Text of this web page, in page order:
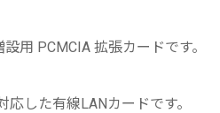
用 PCMCIA 拡張カードです。
した有線LANカードです。